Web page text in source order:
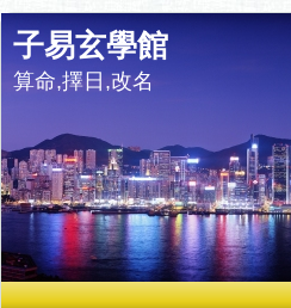
子易玄學館
算命,擇日,改名